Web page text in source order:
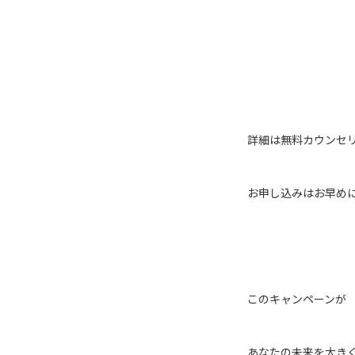
詳細は無料カウンセ
お申し込みはお早め
このキャンペーンが